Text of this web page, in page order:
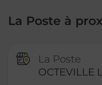
La Poste à
La Poste
OCTEVILLE